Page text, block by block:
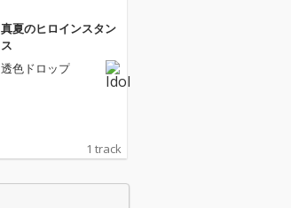
真夏のヒロインスタン
ス
透色ドロップ
1 track